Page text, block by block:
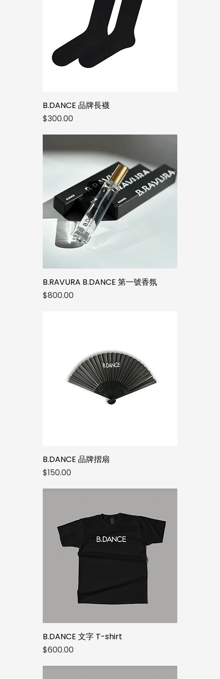
B.DANCE 品牌長襪
價格
$300.00
B.RAVURA B.DANCE 第一號香氛
價格
$800.00
B.DANCE 品牌摺扇
價格
$150.00
B.DANCE 文字 T-shirt
價格
$600.00